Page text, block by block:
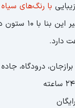
با رنگ‌های
معماری
دارد.
درودگاه،
24 ساعته
رایگان